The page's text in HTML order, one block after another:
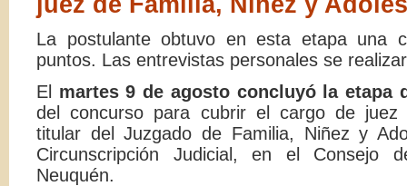
La postulante obtuvo en esta etapa una
puntos. Las entrevistas personales se
El martes 9 de agosto concluyó la etapa
del concurso para cubrir el cargo de juez
titular del Juzgado de Familia, Niñez y
Circunscripción Judicial, en el Consejo
Neuquén.